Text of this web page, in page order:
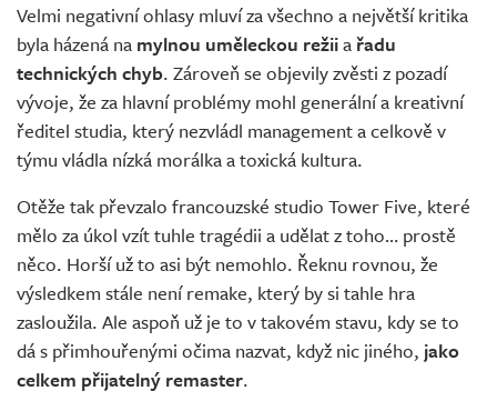
Velmi negativní ohlasy mluví za všechno a největší kritika
byla házená na mylnou uměleckou režiiařadu
technických chyb. Zároveň se objevily zvěsti z pozadí
vývoje, že za hlavní problémy mohl generální a kreativní
ředitel studia, který nezvládl management a celkově v
týmu vládla nízká morálka a toxická kultura.
Otěže tak převzalo francouzské studio Tower Five, které
mělo za úkol vzít tuhle tragédii a udělat z toho… prostě
něco. Horší už to asi být nemohlo. Řeknu rovnou, že
výsledkem stále není remake, který by si tahle hra
zasloužila. Ale aspoň už je to v takovém stavu, kdy se to
dá s přimhouřenými očima nazvat, když nic jiného, jako
celkem přijatelný remaster.